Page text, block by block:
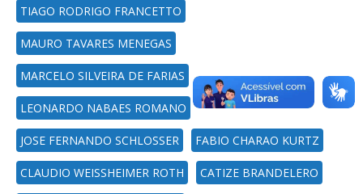
TIAGO RODRIGO FRANCETTO
MAURO TAVARES MENEGAS
MARCELO SILVEIRA DE FARIAS
LEONARDO NABAES ROMANO
JOSE FERNANDO SCHLOSSER FABIO CHARAO KURTZ
CLAUDIO WEISSHEIMER ROTH CATIZE BRANDELERO